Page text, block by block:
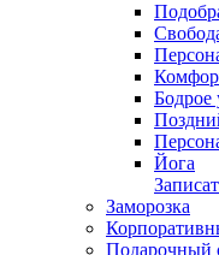
Бодрое
Йога
Заморозка
Подарочный